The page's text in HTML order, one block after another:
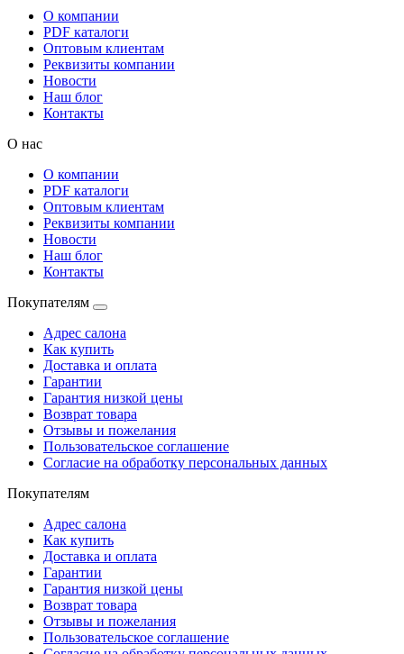
О компании
PDF каталоги
Оптовым клиентам
Реквизиты компании
Новости
Наш блог
Контакты
О нас
О компании
PDF каталоги
Оптовым клиентам
Реквизиты компании
Новости
Наш блог
Контакты
Покупателям
Адрес салона
Как купить
Доставка и оплата
Гарантии
Гарантия низкой цены
Возврат товара
Отзывы и пожелания
Пользовательское соглашение
Согласие на обработку персональных данных
Покупателям
Адрес салона
Как купить
Доставка и оплата
Гарантии
Гарантия низкой цены
Возврат товара
Отзывы и пожелания
Пользовательское соглашение